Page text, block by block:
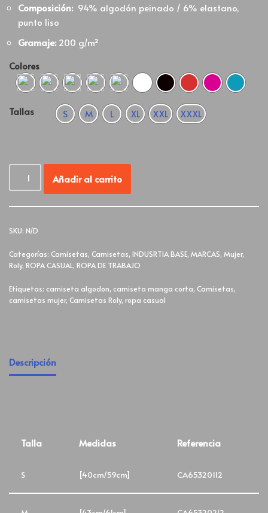
Composición: 94% algodón peinado / 6% elastano,
punto liso
Gramaje:200 g/m²
Colores
Tallas S M L XL XXL XXXL
Añadir al carrito
SKU: N/D
Categorías: Camisetas, Camisetas, INDUSRTIA BASE, MARCAS, Mujer,
Roly, ROPA CASUAL, ROPA DE TRABAJO
Etiquetas: camiseta algodon, camiseta manga corta, Camisetas,
camisetas mujer, Camisetas Roly, ropa casual
Descripción
Talla Medidas Referencia
S [40cm/59cm] CA65320112